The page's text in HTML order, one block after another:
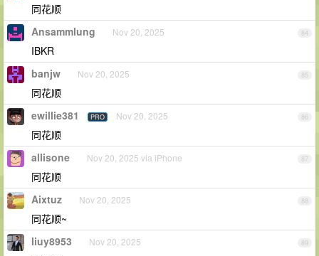
同花顺
84
Ansammlung Nov 20, 2025
IBKR
85
banjw Nov 20, 2025
同花顺
86
ewillie381 PRO Nov 20, 2025
同花顺
87
allisone Nov 20, 2025 via iPhone
同花顺
88
Aixtuz Nov 20, 2025
同花顺~
89
liuy8953 Nov 20, 2025